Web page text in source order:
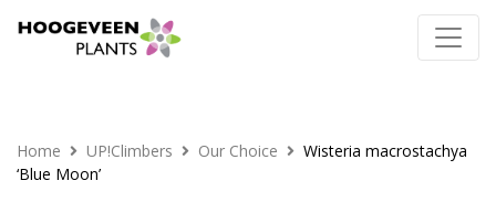
Home UP!Climbers Our Choice
Wisteria macrostachya
‘Blue Moon’